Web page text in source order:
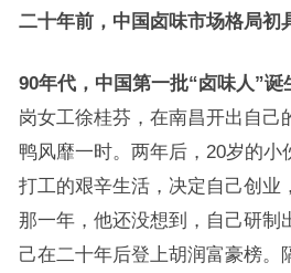
二十年前，中国卤味市场格局初
90年代，中国第一批“卤味人”诞
岗女工徐桂芬，在南昌开出自己
鸭风靡一时。两年后，20岁的小
打工的艰辛生活，决定自己创业
那一年，他还没想到，自己研制
己在二十年后登上胡润富豪榜。